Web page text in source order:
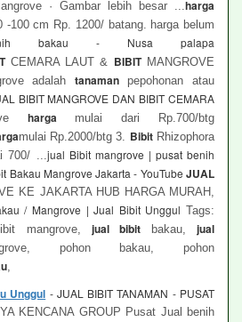
· Gambar lebih besar ... harga
-100 cm Rp. 1200/ batang. harga belum
bakau - Nusa palapa
CEMARA LAUT & BIBITMANGROVE
adalah tanamanpepohonan atau
BIBIT MANGROVE DAN BIBIT CEMARA
harga mulai dari Rp.700/btg
mulai Rp.2000/btg 3. BibitRhizophora
700/ ... jual Bibit mangrove | pusat benih
Bakau Mangrove Jakarta - YouTube JUAL
KE JAKARTA HUB HARGA MURAH,
/ Mangrove | Jual Bibit UnggulTags:
mangrove, jual bibitbakau, jual
pohon bakau, pohon
Unggul - JUAL BIBIT TANAMAN - PUSAT
KENCANA GROUP Pusat Jual benih